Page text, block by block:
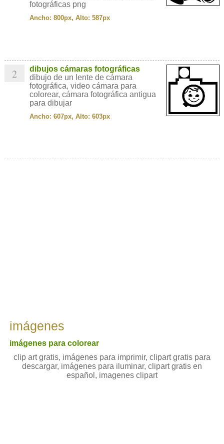
fotográficas png
Ancho: 800px, Alto: 587px
2
dibujos cámaras fotográficas
dibujo de un lente de cámara
fotográfica, video cámara para
colorear, cámara fotográfica antigua
para dibujar
Ancho: 607px, Alto: 603px
imágenes
imágenes para colorear
clip art gratis, imágenes para imprimir, clipart gratis para
descargar, imágenes para iluminar, clipart gratis en
español, imagenes clipart